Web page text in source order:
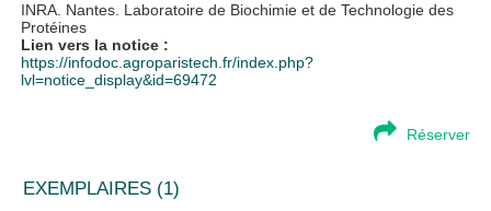
INRA. Nantes. Laboratoire de Biochimie et de Technologie des
Protéines
Lien vers la notice :
https://infodoc.agroparistech.fr/index.php?
lvl=notice_display&id=69472
Réserver
EXEMPLAIRES (1)